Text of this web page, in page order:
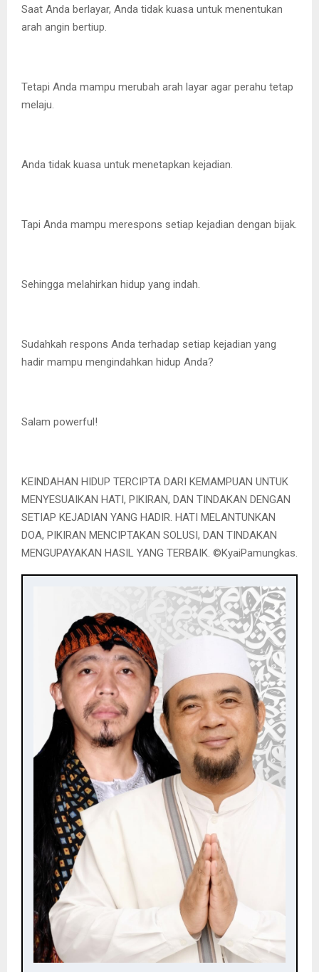
Saat Anda berlayar, Anda tidak kuasa untuk menentukan
arah angin bertiup.
Tetapi Anda mampu merubah arah layar agar perahu tetap
melaju.
Anda tidak kuasa untuk menetapkan kejadian.
Tapi Anda mampu merespons setiap kejadian dengan bijak.
Sehingga melahirkan hidup yang indah.
Sudahkah respons Anda terhadap setiap kejadian yang
hadir mampu mengindahkan hidup Anda?
Salam powerful!
KEINDAHAN HIDUP TERCIPTA DARI KEMAMPUAN UNTUK
MENYESUAIKAN HATI, PIKIRAN, DAN TINDAKAN DENGAN
SETIAP KEJADIAN YANG HADIR. HATI MELANTUNKAN
DOA, PIKIRAN MENCIPTAKAN SOLUSI, DAN TINDAKAN
MENGUPAYAKAN HASIL YANG TERBAIK. ©️KyaiPamungkas.